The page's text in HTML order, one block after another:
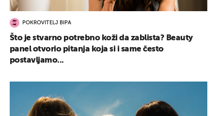
POKROVITELJ BIPA
Što je stvarno potrebno koži da zablista? Beauty
panel otvorio pitanja koja si i same često
postavljamo...